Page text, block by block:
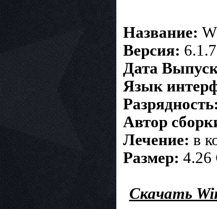
Название:
Версия:
Дата
Язык
Автор
Лечение: в
Размер: 4.26
Скачать